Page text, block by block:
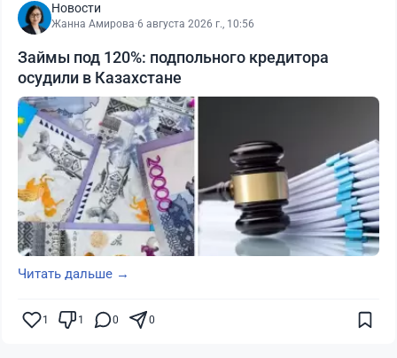
Новости
Жанна Амирова·6 августа 2026 г., 10:56
Займы под 120%: подпольного кредитора
осудили в Казахстане
Читать дальше →
1 1 0 0